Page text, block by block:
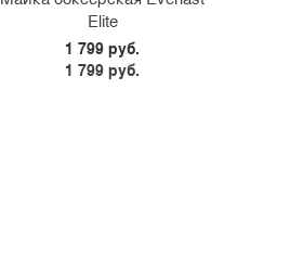
Elite
1 799 руб.
1 799 руб.